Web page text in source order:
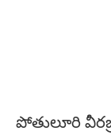
పోతులూరి